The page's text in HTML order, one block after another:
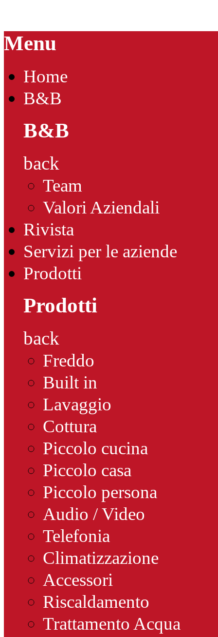
Menu
Home
B&B
B&B
back
Team
Valori Aziendali
Rivista
Servizi per le aziende
Prodotti
Prodotti
back
Freddo
Built in
Lavaggio
Cottura
Piccolo cucina
Piccolo casa
Piccolo persona
Audio / Video
Telefonia
Climatizzazione
Accessori
Riscaldamento
Trattamento Acqua